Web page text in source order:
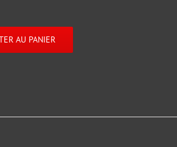
AU PANIER